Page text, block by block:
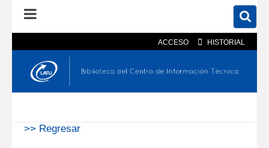
ACCESO HISTORIAL
En el catálogo En el sitio
>> Regresar